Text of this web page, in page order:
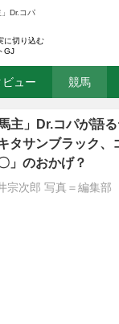
」Dr.コパ
に切り込む
GJ
ュー 競馬
主」Dr.コパが語
タサンブラック
」のおかげ？
宗次郎 写真＝編集部